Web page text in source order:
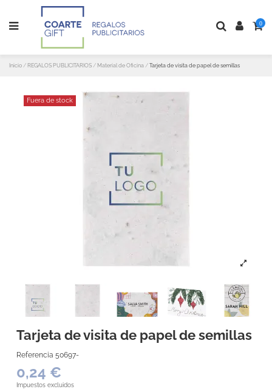
0
Inicio REGALOS PUBLICITARIOS Material de Oficina Tarjeta de visita de papel de semillas
Fuera de stock
Tarjeta de visita de papel de semillas
Referencia 50697-
0,24 €
Impuestos excluidos